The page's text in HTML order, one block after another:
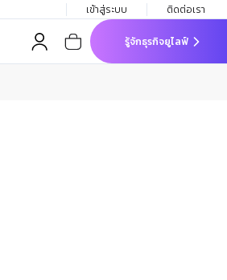
เข้าสู่ระบบ ติดต่อเรา
รู้จักธุรกิจยูไลฟ์